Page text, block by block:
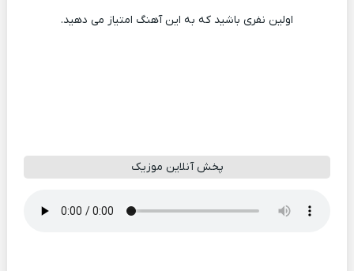
اولین نفری باشید که به این آهنگ امتیاز می دهید.
پخش آنلاین موزیک